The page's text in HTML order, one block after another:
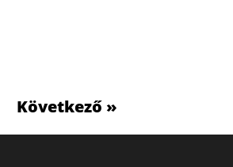
Következő »